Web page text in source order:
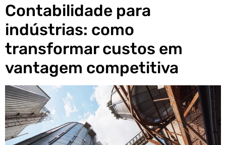
Contabilidade para
indústrias: como
transformar custos em
vantagem competitiva